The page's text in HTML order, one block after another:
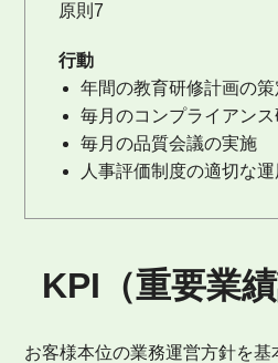
原則7
行動
年間の教育研修計画の策
毎月のコンプライアン
毎月の品質会議の実施
人事評価制度の適切な運
KPI（重要業績
お客様本位の業務運営方針を